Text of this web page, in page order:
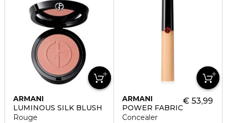
ARMANI
LUMINOUS SILK BLUSH
Rouge
ARMANI
POWER FABRIC
Concealer
€ 53,99